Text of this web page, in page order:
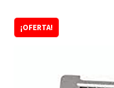
COMO COMPRAR
NOSOTROS
¡OFERTA!